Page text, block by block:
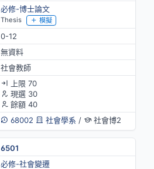
必修-博士論文
Thesis 模擬
0-12
無資料
社會教師
上限 70
現選 30
餘額 40
68002
社會學系 / 社會博2
6501
必修-社會變遷